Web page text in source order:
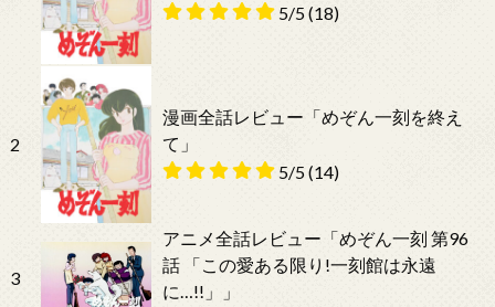
5/5(18)
2
漫画全話レビュー「めぞん一刻を終え
て」
5/5(14)
3
アニメ全話レビュー「めぞん一刻 第96
話 「この愛ある限り!一刻館は永遠
に…!!」」